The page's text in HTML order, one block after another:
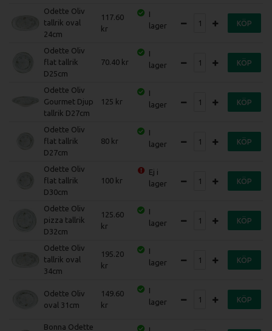
Odette Oliv
tallrik oval
24cm
117.60
I
lager
KÖP
Odette Oliv
flat tallrik
D25cm
70.40
I
lager
KÖP
Odette Oliv
Gourmet Djup
tallrik D27cm
125
I
lager
KÖP
Odette Oliv
flat tallrik
D27cm
80
I
lager
KÖP
Odette Oliv
flat tallrik
D30cm
100
Ej i
lager
KÖP
Odette Oliv
pizza tallrik
D32cm
125.60
I
lager
KÖP
Odette Oliv
tallrik oval
34cm
195.20
I
lager
KÖP
Odette Oliv
oval 31cm
149.60
I
lager
KÖP
Bonna Odette